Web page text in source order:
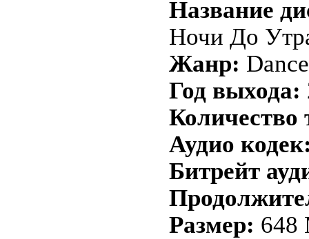
Название
Ночи До
Жанр: Dance
Год выхода:
Количество
Аудио
Битрейт
Размер: 648